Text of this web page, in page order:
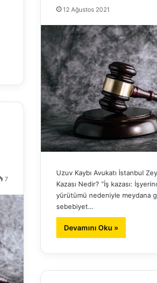
12 Ağustos 2021
Uzuv Kaybı Avukatı İstanbul
Kazası Nedir? “İş kazası:
yürütümü nedeniyle meydana
sebebiyet…
Devamını Oku »
7